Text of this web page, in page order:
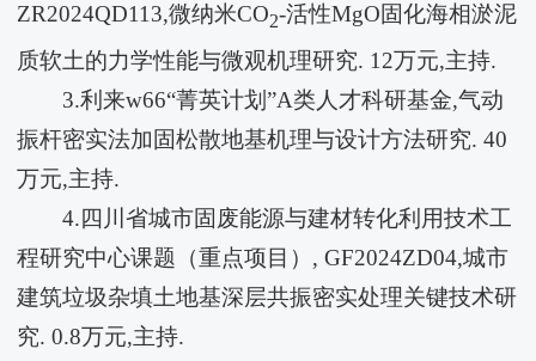
ZR2024QD113,微纳米CO2-活性MgO固化海相淤泥
质软土的力学性能与微观机理研究. 12万元,主持.
3.利来w66“菁英计划”A类人才科研基金,气动
振杆密实法加固松散地基机理与设计方法研究. 40
万元,主持.
4.四川省城市固废能源与建材转化利用技术工
程研究中心课题（重点项目）, GF2024ZD04,城市
建筑垃圾杂填土地基深层共振密实处理关键技术研
究. 0.8万元,主持.